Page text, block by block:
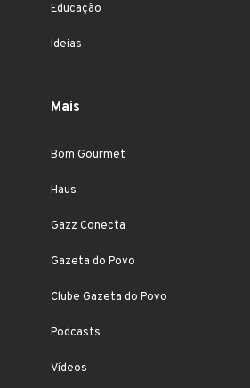
Educação
Ideias
Mais
Bom Gourmet
Haus
Gazz Conecta
Gazeta do Povo
Clube Gazeta do Povo
Podcasts
Vídeos